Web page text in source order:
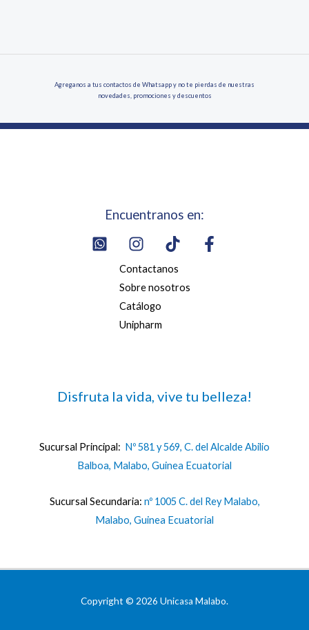
Agreganos a tus contactos de Whatsapp y no te pierdas de nuestras
novedades, promociones y descuentos
Encuentranos en:
Contactanos
Sobre nosotros
Catálogo
Unipharm
Disfruta la vida, vive tu belleza!
Sucursal Principal: Nº 581 y 569, C. del Alcalde Abilio
Balboa, Malabo, Guinea Ecuatorial
Sucursal Secundaria: nº 1005 C. del Rey Malabo,
Malabo, Guinea Ecuatorial
Copyright © 2026 Unicasa Malabo.